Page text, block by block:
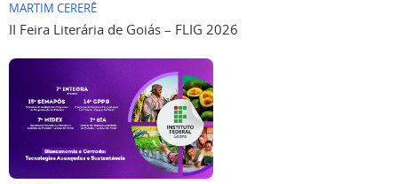
MARTIM CERERÊ
II Feira Literária de Goiás – FLIG 2026